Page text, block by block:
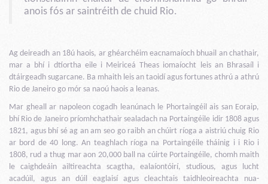
anois fós ar saintréith de chuid Rio.
Ag deireadh an 18ú haois, ar ghéarchéim eacnamaíoch bhuail an chathair,
mar a bhí i dtíortha eile i Meiriceá Theas iomaíocht leis an Bhrasaíl i
dtáirgeadh sugarcane. Ba mhaith leis an taoidí agus fortunes athrú a athrú
Rio de Janeiro go mór sa naoú haois a leanas.
Mar gheall ar napoleon cogadh leanúnach le Phortaingéil ais san Eoraip,
bhí Rio de Janeiro príomhchathair sealadach na Portaingéile idir 1808 agus
1821, agus bhí sé ag an am seo go raibh an chúirt ríoga a aistriú chuig Rio
ar bord de 40 long. An teaghlach ríoga na Portaingéile tháinig i i Rio i
1808, rud a thug mar aon 20,000 ball na cúirte Portaingéile, chomh maith
le caighdeáin ailtireachta scagtha, ealaíontóirí, studious, agus lucht
acadúil, agus an dúil eaglaisí agus cleachtais taidhleoireachta nua-